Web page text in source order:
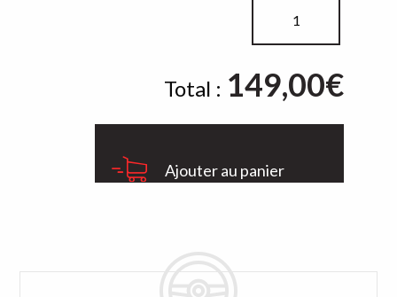
Pilotage
Fun
Total : 149,00€
Ajouter au panier